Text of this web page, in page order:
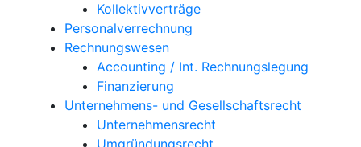
Kollektivverträge
Personalverrechnung
Rechnungswesen
Accounting / Int. Rechnungslegung
Finanzierung
Unternehmens- und Gesellschaftsrecht
Unternehmensrecht
Umgründungsrecht